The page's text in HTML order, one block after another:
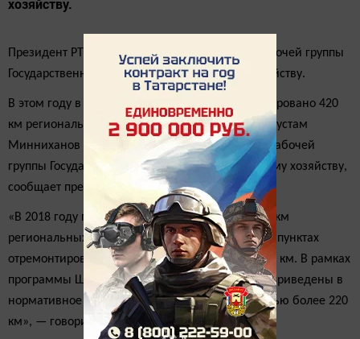
хозяйству.
Президент РТ принял участие на заседании рабочей группы
Государственного совета РФ по дорожному хозяйству.
В этом году в Татарстане построено и отремонтировано 420
км региональных дорог, об этом Президент РТ Рустам
Минниханов рассказал сегодня на заседании рабочей
группы Государственного совета РФ по дорожному хозяйству,
сообщает пресс-служба Президента РТ.
«В 2018 году построено и отремонтировано 420 км
региональных дорог и 19 мостов, в населенных пунктах
отремонтировано 700 улиц протяженностью 380 км. В рамках
программы ЩПС (щебеночно-песчаная смесь) приведены в
нормативное состояние 440 улиц протяженностью более 220
км», — говорится в сообщении пресс-службы.